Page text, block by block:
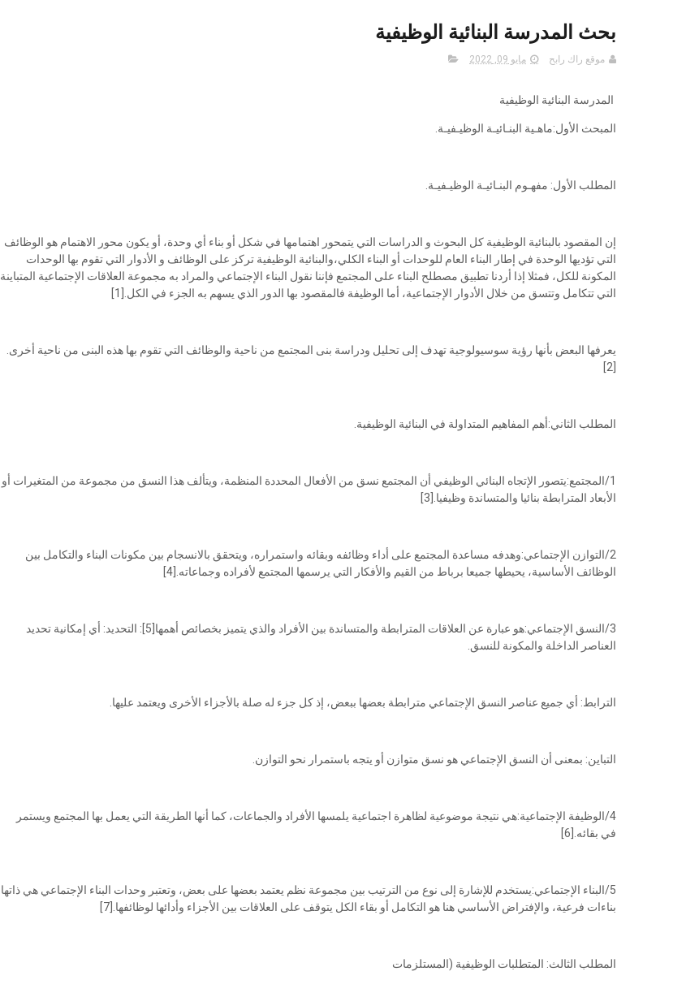
بحث المدرسة البنائية الوظيفية
موقع راك رابح مايو 09, 2022
المدرسة البنائية الوظيفية
المبحث الأول:ماهـية البنـائيـة الوظيـفيـة.
المطلب الأول: مفهـوم البنـائيـة الوظيـفيـة.
إن المقصود بالبنائية الوظيفية كل البحوث و الدراسات التي يتمحور اهتمامها في شكل أو بناء أي وحدة، أو يكون محور الاهتمام هو الوظائف
التي تؤديها الوحدة في إطار البناء العام للوحدات أو البناء الكلي،والبنائية الوظيفية تركز على الوظائف و الأدوار التي تقوم بها الوحدات
المكونة للكل، فمثلا إذا أردنا تطبيق مصطلح البناء على المجتمع فإننا نقول البناء الإجتماعي والمراد به مجموعة العلاقات الإجتماعية المتباينة
التي تتكامل وتتسق من خلال الأدوار الإجتماعية، أما الوظيفة فالمقصود بها الدور الذي يسهم به الجزء في الكل.[1]
يعرفها البعض بأنها رؤية سوسيولوجية تهدف إلى تحليل ودراسة بنى المجتمع من ناحية والوظائف التي تقوم بها هذه البنى من ناحية أخرى.
المطلب الثاني:أهم المفاهيم المتداولة في البنائية الوظيفية.
1/المجتمع:يتصور الإتجاه البنائي الوظيفي أن المجتمع نسق من الأفعال المحددة المنظمة، ويتألف هذا النسق من مجموعة من المتغيرات أو
الأبعاد المترابطة بنائيا والمتساندة وظيفيا.[3]
2/التوازن الإجتماعي:وهدفه مساعدة المجتمع على أداء وظائفه وبقائه واستمراره، ويتحقق بالانسجام بين مكونات البناء والتكامل بين
الوظائف الأساسية، يحيطها جميعا برباط من القيم والأفكار التي يرسمها المجتمع لأفراده وجماعاته.[4]
3/النسق الإجتماعي:هو عبارة عن العلاقات المترابطة والمتساندة بين الأفراد والذي يتميز بخصائص أهمها[5]: التحديد: أي إمكانية تحديد
العناصر الداخلة والمكونة للنسق.
الترابط: أي جميع عناصر النسق الإجتماعي مترابطة بعضها ببعض، إذ كل جزء له صلة بالأجزاء الأخرى ويعتمد عليها.
التباين: بمعنى أن النسق الإجتماعي هو نسق متوازن أو يتجه باستمرار نحو التوازن.
4/الوظيفة الإجتماعية:هي نتيجة موضوعية لظاهرة اجتماعية يلمسها الأفراد والجماعات، كما أنها الطريقة التي يعمل بها المجتمع ويستمر
في بقائه.[6]
5/البناء الإجتماعي:يستخدم للإشارة إلى نوع من الترتيب بين مجموعة نظم يعتمد بعضها على بعض، وتعتبر وحدات البناء الإجتماعي هي ذاتها
بناءات فرعية، والإفتراض الأساسي هنا هو التكامل أو بقاء الكل يتوقف على العلاقات بين الأجزاء وأدائها لوظائفها.[7]
المطلب الثالث: المتطلبات الوظيفية (المستلزمات